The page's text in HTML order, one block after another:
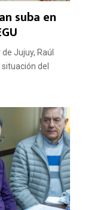
suba en
Jujuy, Raúl
del